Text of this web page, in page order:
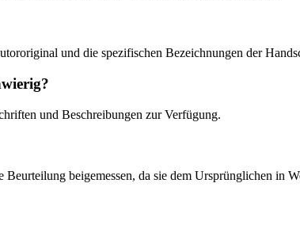
und die spezifischen Bezeichnungen der
und Beschreibungen zur Verfügung.
beigemessen, da sie dem Ursprünglichen in